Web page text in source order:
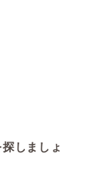
しましょ